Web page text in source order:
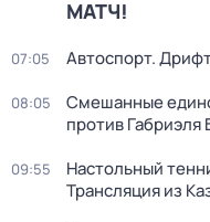
МАТЧ!
07:05 Автоспорт.
08:05
Смешанные
против
09:55
Настольный
Трансляция из